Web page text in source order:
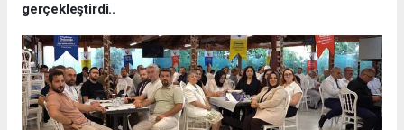
gerçekleştirdi..